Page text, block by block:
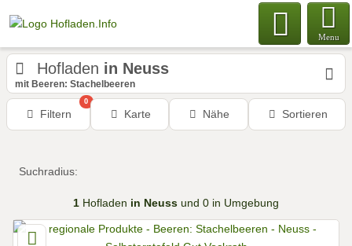
Menu
Hofladen in Neuss
mit Beeren: Stachelbeeren
Filtern
0
Karte Nähe Sortieren
Suchradius:
1 Hofladen in Neuss und 0 in Umgebung